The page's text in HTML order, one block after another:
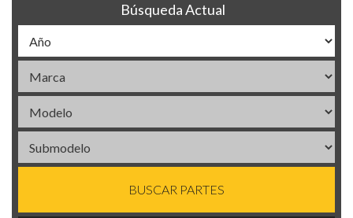
Búsqueda Actual
BUSCAR PARTES